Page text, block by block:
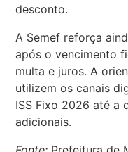
desconto.
A Semef reforça
após o vencimento
multa e juros. A
utilizem os canais
ISS Fixo 2026 até a
adicionais.